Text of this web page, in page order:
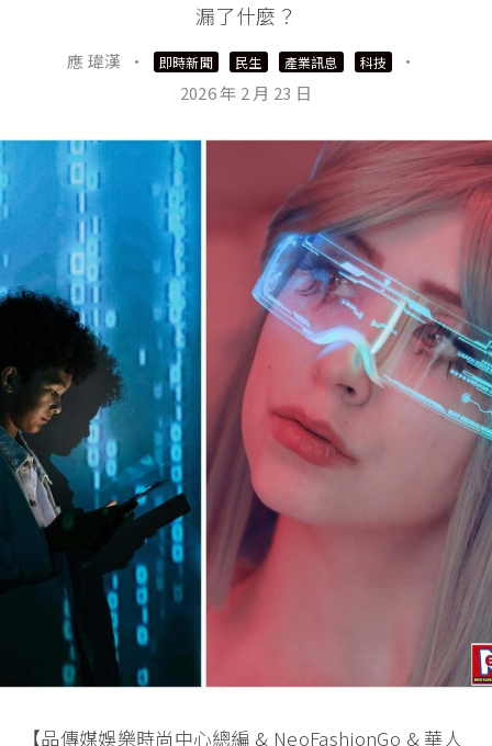
漏了什麼？
應 瑋漢 · 即時新聞 民生 產業訊息 科技
·
2026 年 2 月 23 日
【品傳媒娛樂時尚中心總編 & NeoFashionGo & 華人